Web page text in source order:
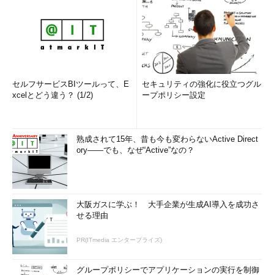
セルフサービスBIツールって、E
xcelとどう違う？ (1/2)
セキュリティの強化に役立つグル
ープポリシー設定
熟成されて15年、昔も今も変わらないActive Direct
ory――でも、なぜ“Active”なの？
大阪ガスに学ぶ！ 大手企業が生成AI導入を成功さ
せる理由
PR(ITmedia エンタープライズ)
グループポリシーでアプリケーションの実行を制御